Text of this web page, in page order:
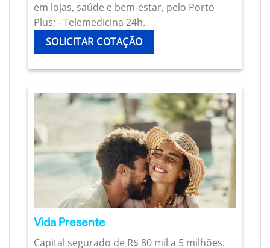
em lojas, saúde e bem-estar, pelo Porto
Plus; - Telemedicina 24h.
SOLICITAR COTAÇÃO
Vida Presente
Capital segurado de R$ 80 mil a 5 milhões.